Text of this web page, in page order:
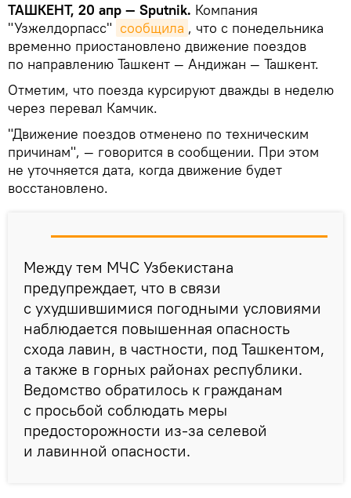
ТАШКЕНТ, 20 апр — Sputnik. Компания
"Узжелдорпасс" сообщила , что с понедельника
временно приостановлено движение поездов
по направлению Ташкент — Андижан — Ташкент.
Отметим, что поезда курсируют дважды в неделю
через перевал Камчик.
"Движение поездов отменено по техническим
причинам", — говорится в сообщении. При этом
не уточняется дата, когда движение будет
восстановлено.
Между тем МЧС Узбекистана
предупреждает, что в связи
с ухудшившимися погодными условиями
наблюдается повышенная опасность
схода лавин, в частности, под Ташкентом,
а также в горных районах республики.
Ведомство обратилось к гражданам
с просьбой соблюдать меры
предосторожности из-за селевой
и лавинной опасности.